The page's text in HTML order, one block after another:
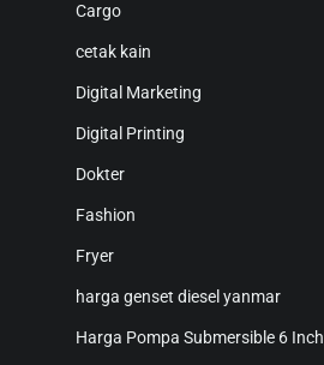
Cargo
cetak kain
Digital Marketing
Digital Printing
Dokter
Fashion
Fryer
harga genset diesel yanmar
Harga Pompa Submersible 6 Inch